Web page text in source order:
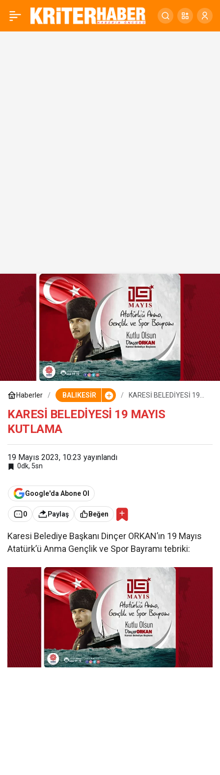
Haberler BALIKESİR
KARESİ BELEDİYESİ 19
KARESİ BELEDİYESİ 19 MAYIS
KUTLAMA
19 Mayıs 2023, 10:23 yayınlandı
0dk, 5sn
Google'da Abone Ol
0 Paylaş Beğen
Karesi Belediye Başkanı Dinçer ORKAN’ın 19 Mayıs
Atatürk’ü Anma Gençlik ve Spor Bayramı tebriki:
KARESİ BELEDİYESİ 19 0